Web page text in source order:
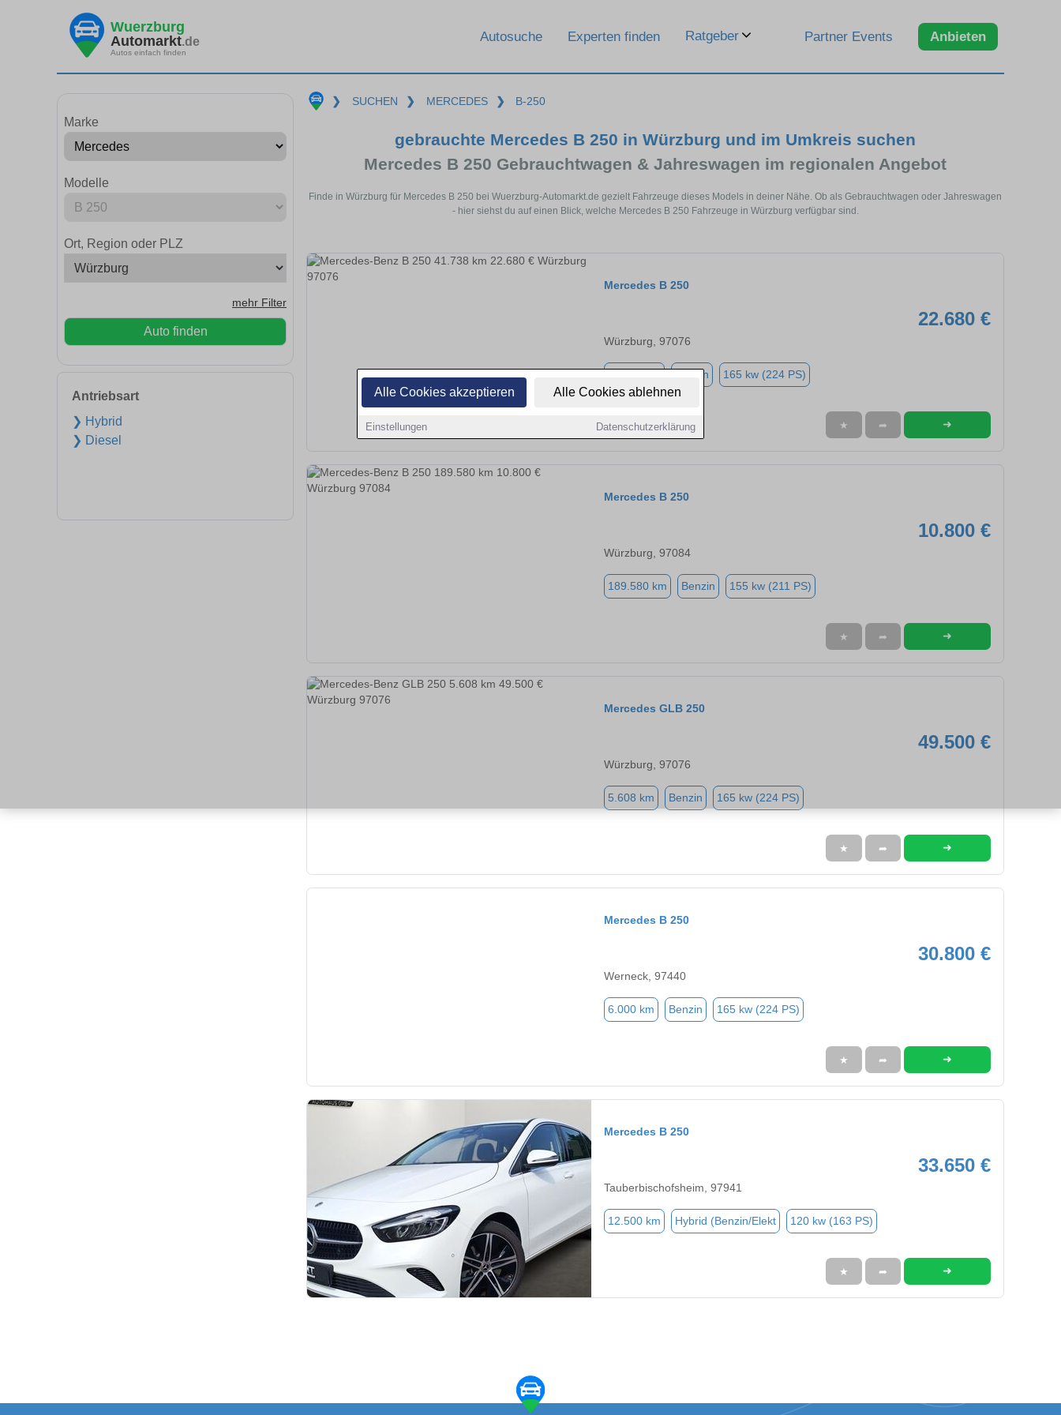
Alle Cookies akzeptieren Alle Cookies ablehnen
Einstellungen Datenschutzerklärung
Wuerzburg
Automarkt.de
Autos einfach finden
Autosuche Experten finden Ratgeber Partner Events Anbieten
Marke
Modelle
Ort, Region oder PLZ
mehr Filter
Auto finden
Antriebsart
❯ Hybrid
❯ Diesel
❯ SUCHEN ❯ MERCEDES ❯ B-250
gebrauchte Mercedes B 250 in Würzburg und im Umkreis suchen
Mercedes B 250 Gebrauchtwagen & Jahreswagen im regionalen Angebot
Finde in Würzburg für Mercedes B 250 bei Wuerzburg-Automarkt.de gezielt Fahrzeuge dieses Models in deiner Nähe. Ob als Gebrauchtwagen oder Jahreswagen
- hier siehst du auf einen Blick, welche Mercedes B 250 Fahrzeuge in Würzburg verfügbar sind.
Mercedes B 250
22.680 €
Würzburg, 97076
Benzin 165 kw (224 PS)
★ ➦ ➜
Mercedes B 250
10.800 €
Würzburg, 97084
189.580 km Benzin 155 kw (211 PS)
★ ➦ ➜
Mercedes GLB 250
49.500 €
Würzburg, 97076
5.608 km Benzin 165 kw (224 PS)
★ ➦ ➜
Mercedes B 250
30.800 €
Werneck, 97440
6.000 km Benzin 165 kw (224 PS)
★ ➦ ➜
Mercedes B 250
33.650 €
Tauberbischofsheim, 97941
12.500 km Hybrid (Benzin/Elekt 120 kw (163 PS)
★ ➦ ➜